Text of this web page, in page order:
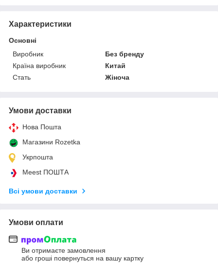
Характеристики
Основні
Виробник
Без бренду
Країна виробник
Китай
Стать
Жіноча
Умови доставки
Нова Пошта
Магазини Rozetka
Укрпошта
Meest ПОШТА
Всі умови доставки
Умови оплати
Ви отримаєте замовлення
або гроші повернуться на вашу картку